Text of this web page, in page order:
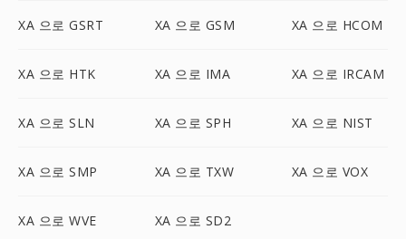
XA 으로 GSRT XA 으로 GSM XA 으로 HCOM
XA 으로 HTK XA 으로 IMA XA 으로 IRCAM
XA 으로 SLN XA 으로 SPH XA 으로 NIST
XA 으로 SMP XA 으로 TXW XA 으로 VOX
XA 으로 WVE XA 으로 SD2